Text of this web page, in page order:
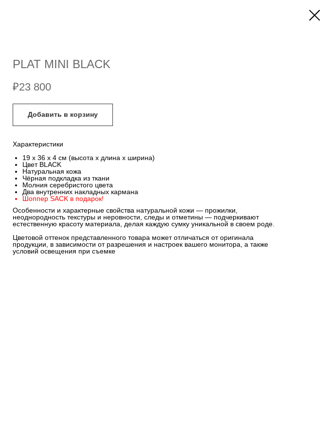
PLAT MINI BLACK
₽23 800
Добавить в корзину
Характеристики
19 x 36 x 4 см (высота х длина х ширина)
Цвет BLACK
Натуральная кожа
Чёрная подкладка из ткани
Молния серебристого цвета
Два внутренних накладных кармана
Шоппер SACK в подарок!
Особенности и характерные свойства натуральной кожи — прожилки,
неоднородность текстуры и неровности, следы и отметины — подчеркивают
естественную красоту материала, делая каждую сумку уникальной в своем роде.
Цветовой оттенок представленного товара может отличаться от оригинала
продукции, в зависимости от разрешения и настроек вашего монитора, а также
условий освещения при съемке